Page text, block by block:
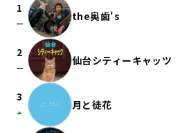
1
check_indeterminate_small the奥歯's
2
check_indeterminate_small 仙台シティーキャッツ
3
arrow_drop_up 月と徒花